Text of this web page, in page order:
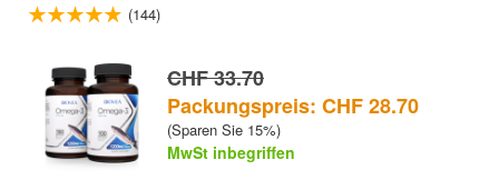
(144)
CHF 33.70
Packungspreis: CHF 28.70
(Sparen Sie 15%)
MwSt inbegriffen